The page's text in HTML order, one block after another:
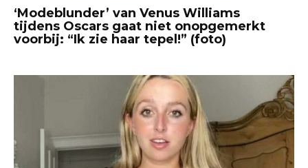
‘Modeblunder’ van Venus Williams
tijdens Oscars gaat niet onopgemerkt
voorbij: “Ik zie haar tepel!” (foto)